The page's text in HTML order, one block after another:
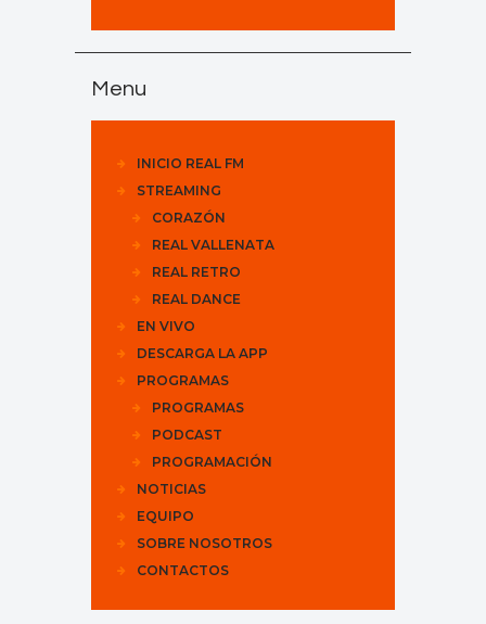
Menu
INICIO REAL FM
STREAMING
CORAZÓN
REAL VALLENATA
REAL RETRO
REAL DANCE
EN VIVO
DESCARGA LA APP
PROGRAMAS
PROGRAMAS
PODCAST
PROGRAMACIÓN
NOTICIAS
EQUIPO
SOBRE NOSOTROS
CONTACTOS